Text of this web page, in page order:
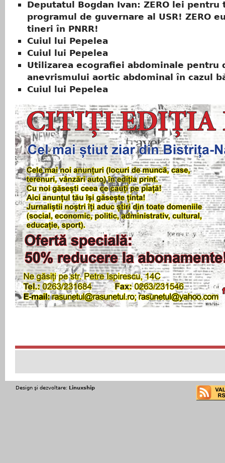
Deputatul Bogdan Ivan: ZERO lei pentru
programul de guvernare al USR! ZERO
tineri în PNRR!
Cuiul lui Pepelea
Cuiul lui Pepelea
Utilizarea ecografiei abdominale pentru
anevrismului aortic abdominal în cazul
Cuiul lui Pepelea
Design şi dezvoltare: Linuxship